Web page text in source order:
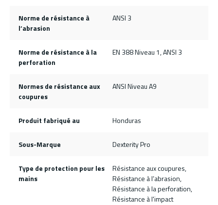
Norme de résistance à
l’abrasion
ANSI 3
Norme de résistance à la
perforation
EN 388 Niveau 1, ANSI 3
Normes de résistance aux
coupures
ANSI Niveau A9
Produit fabriqué au Honduras
Sous-Marque Dexterity Pro
Type de protection pour les
mains
Résistance aux coupures,
Résistance à l’abrasion,
Résistance à la perforation,
Résistance à l'impact